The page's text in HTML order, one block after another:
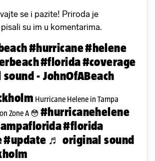
se i pazite! Priroda je
su im u komentarima.
#hurricane#helene
#florida#coverage
- JohnOfABeach
Hurricane Helene in Tampa
Zone A 😳 #hurricanehelene
#florida
#update ♬ original sound